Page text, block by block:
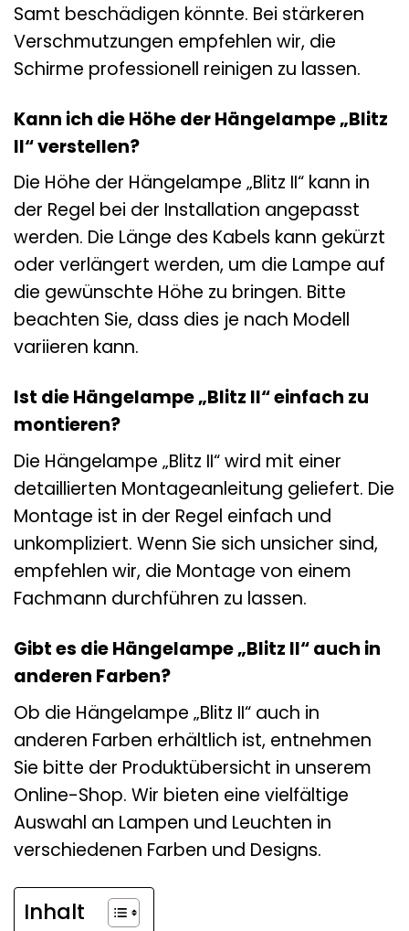
Samt beschädigen könnte. Bei stärkeren
Verschmutzungen empfehlen wir, die
Schirme professionell reinigen zu lassen.
Kann ich die Höhe der Hängelampe „Blitz
II“ verstellen?
Die Höhe der Hängelampe „Blitz II“ kann in
der Regel bei der Installation angepasst
werden. Die Länge des Kabels kann gekürzt
oder verlängert werden, um die Lampe auf
die gewünschte Höhe zu bringen. Bitte
beachten Sie, dass dies je nach Modell
variieren kann.
Ist die Hängelampe „Blitz II“ einfach zu
montieren?
Die Hängelampe „Blitz II“ wird mit einer
detaillierten Montageanleitung geliefert. Die
Montage ist in der Regel einfach und
unkompliziert. Wenn Sie sich unsicher sind,
empfehlen wir, die Montage von einem
Fachmann durchführen zu lassen.
Gibt es die Hängelampe „Blitz II“ auch in
anderen Farben?
Ob die Hängelampe „Blitz II“ auch in
anderen Farben erhältlich ist, entnehmen
Sie bitte der Produktübersicht in unserem
Online-Shop. Wir bieten eine vielfältige
Auswahl an Lampen und Leuchten in
verschiedenen Farben und Designs.
Inhalt